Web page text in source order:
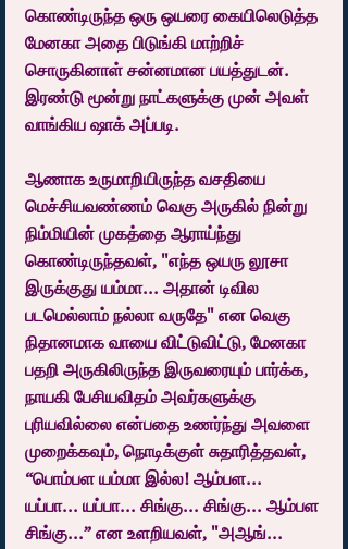
கொண்டிருந்த ஒரு ஒயரை கையிலெடுத்த
மேனகா அதை பிடுங்கி மாற்றிச்
சொருகினாள் சன்னமான பயத்துடன்.
இரண்டு மூன்று நாட்களுக்கு முன் அவள்
வாங்கிய ஷாக் அப்படி.
ஆணாக உருமாறியிருந்த வசதியை
மெச்சியவண்ணம் வெகு அருகில் நின்று
நிம்மியின் முகத்தை ஆராய்ந்து
கொண்டிருந்தவள், "எந்த ஒயரு லூசா
இருக்குது யம்மா... அதான் டிவில
படமெல்லாம் நல்லா வருதே" என வெகு
நிதானமாக வாயை விட்டுவிட்டு, மேனகா
பதறி அருகிலிருந்த இருவரையும் பார்க்க,
நாயகி பேசியவிதம் அவர்களுக்கு
புரியவில்லை என்பதை உணர்ந்து அவளை
முறைக்கவும், நொடிக்குள் சுதாரித்தவள்,
“பொம்பள யம்மா இல்ல! ஆம்பள...
யப்பா... யப்பா... சிங்கு... சிங்கு... ஆம்பள
சிங்கு...” என உளறியவள், "அஆங்...